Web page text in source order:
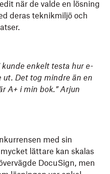
när de valde en lösning
deras teknikmiljö och
kunde enkelt testa hur e-
ut. Det tog mindre än en
A+ i min bok.” Arjun
med sin
lättare kan skalas
DocuSign, men